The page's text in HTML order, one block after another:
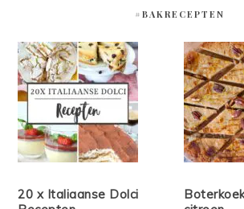
#BAKRECEPTEN
20 x Italiaanse Dolci